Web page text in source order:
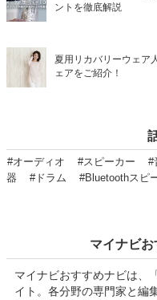
ントを徹底解説
夏用リカバリーウェア
ェアをご紹介！
#オーディオ #スピーカー #
器
#ドラム #Bluetoothスピ
マイナビ
マイナビおすすめナビは、
イト。各分野の専門家と編